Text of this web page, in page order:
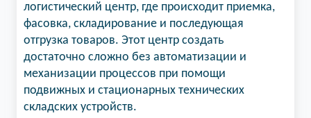
логистический центр, где происходит приемка,
фасовка, складирование и последующая
отгрузка товаров. Этот центр создать
достаточно сложно без автоматизации и
механизации процессов при помощи
подвижных и стационарных технических
складских устройств.